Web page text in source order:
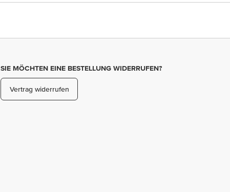
SIE MÖCHTEN EINE BESTELLUNG WIDERRUFEN?
Vertrag widerrufen